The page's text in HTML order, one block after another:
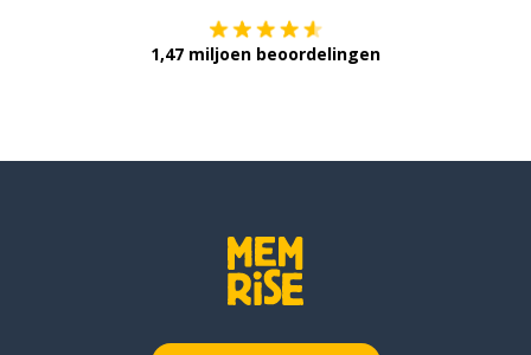
1,47 miljoen beoordelingen